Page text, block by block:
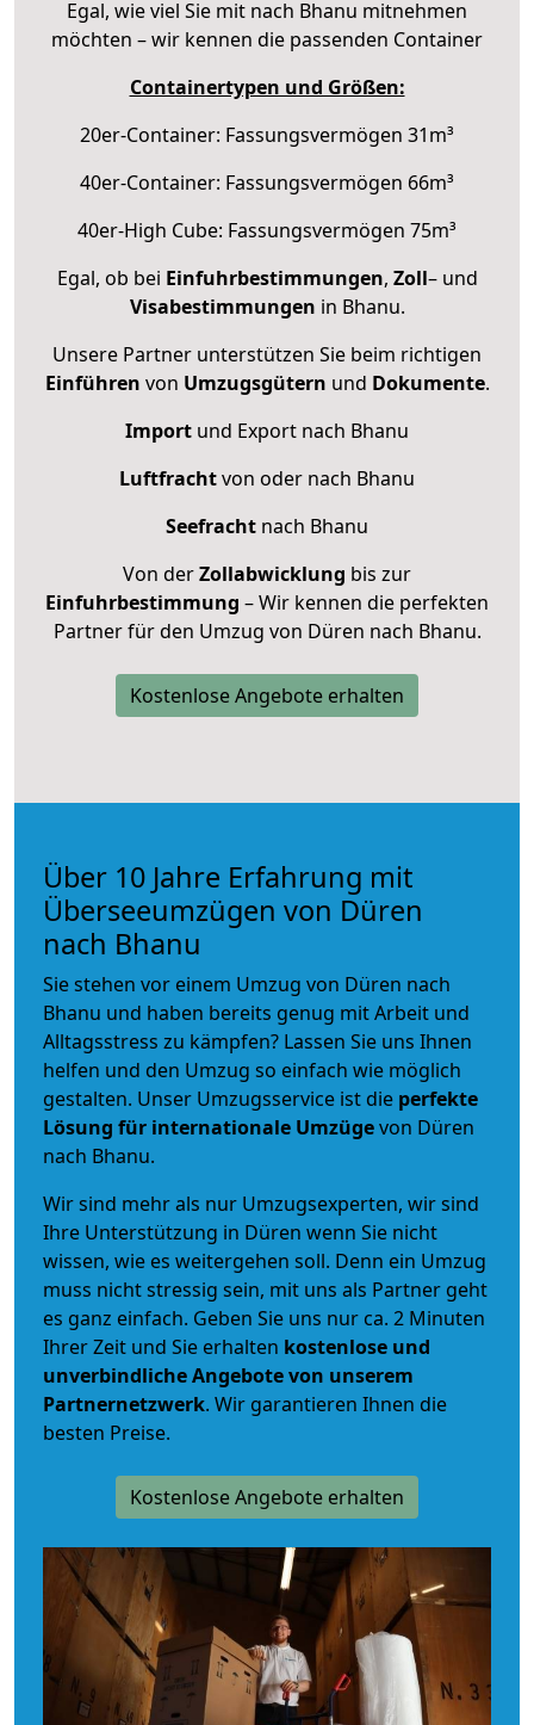
Egal, wie viel Sie mit nach Bhanu mitnehmen
möchten – wir kennen die passenden Container
Containertypen und Größen:
20er-Container: Fassungsvermögen 31m³
40er-Container: Fassungsvermögen 66m³
40er-High Cube: Fassungsvermögen 75m³
Egal, ob bei Einfuhrbestimmungen, Zoll– und
Visabestimmungen in Bhanu.
Unsere Partner unterstützen Sie beim richtigen
Einführen von Umzugsgütern und Dokumente.
Import und Export nach Bhanu
Luftfrachtvon oder nach Bhanu
Seefracht nach Bhanu
Von derZollabwicklung bis zur
Einfuhrbestimmung – Wir kennen die perfekten
Partner für den Umzug von Düren nach Bhanu.
Kostenlose Angebote erhalten
Über 10 Jahre Erfahrung mit
Überseeumzügen von Düren
nach Bhanu
Sie stehen vor einem Umzug von Düren nach
Bhanu und haben bereits genug mit Arbeit und
Alltagsstress zu kämpfen? Lassen Sie uns Ihnen
helfen und den Umzug so einfach wie möglich
gestalten. Unser Umzugsservice ist die perfekte
Lösung für internationale Umzügevon Düren
nach Bhanu.
Wir sind mehr als nur Umzugsexperten, wir sind
Ihre Unterstützung in Düren wenn Sie nicht
wissen, wie es weitergehen soll. Denn ein Umzug
muss nicht stressig sein, mit uns als Partner geht
es ganz einfach. Geben Sie uns nur ca. 2 Minuten
Ihrer Zeit und Sie erhalten kostenlose und
unverbindlicheAngebote von unserem
Partnernetzwerk. Wir garantieren Ihnen die
besten Preise.
Kostenlose Angebote erhalten